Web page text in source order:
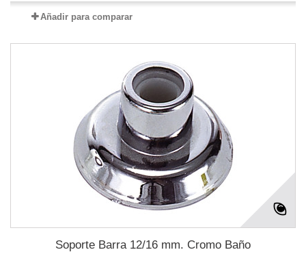
Añadir para comparar
Soporte Barra 12/16 mm. Cromo Baño